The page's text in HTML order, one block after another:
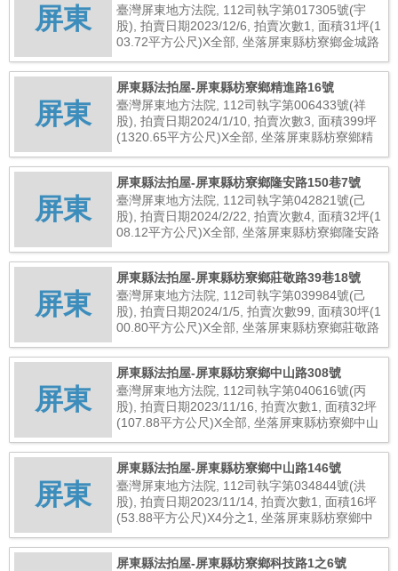
屏東
臺灣屏東地方法院, 112司執字第017305號(宇
股), 拍賣日期2023/12/6, 拍賣次數1, 面積31坪(1
03.72平方公尺)X全部, 坐落屏東縣枋寮鄉金城路
屏東
屏東縣法拍屋-屏東縣枋寮鄉精進路16號
臺灣屏東地方法院, 112司執字第006433號(祥
股), 拍賣日期2024/1/10, 拍賣次數3, 面積399坪
(1320.65平方公尺)X全部, 坐落屏東縣枋寮鄉精
屏東
屏東縣法拍屋-屏東縣枋寮鄉隆安路150巷7號
臺灣屏東地方法院, 112司執字第042821號(己
股), 拍賣日期2024/2/22, 拍賣次數4, 面積32坪(1
08.12平方公尺)X全部, 坐落屏東縣枋寮鄉隆安路
屏東
屏東縣法拍屋-屏東縣枋寮鄉莊敬路39巷18號
臺灣屏東地方法院, 112司執字第039984號(己
股), 拍賣日期2024/1/5, 拍賣次數99, 面積30坪(1
00.80平方公尺)X全部, 坐落屏東縣枋寮鄉莊敬路
屏東
屏東縣法拍屋-屏東縣枋寮鄉中山路308號
臺灣屏東地方法院, 112司執字第040616號(丙
股), 拍賣日期2023/11/16, 拍賣次數1, 面積32坪
(107.88平方公尺)X全部, 坐落屏東縣枋寮鄉中山
屏東
屏東縣法拍屋-屏東縣枋寮鄉中山路146號
臺灣屏東地方法院, 112司執字第034844號(洪
股), 拍賣日期2023/11/14, 拍賣次數1, 面積16坪
(53.88平方公尺)X4分之1, 坐落屏東縣枋寮鄉中
屏東縣法拍屋-屏東縣枋寮鄉科技路1之6號